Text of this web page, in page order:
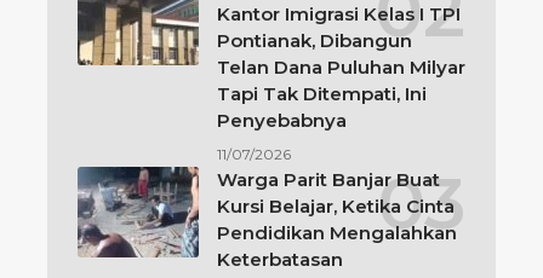
Kantor Imigrasi Kelas I TPI
Pontianak, Dibangun
Telan Dana Puluhan Milyar
Tapi Tak Ditempati, Ini
Penyebabnya
11/07/2026
Warga Parit Banjar Buat
Kursi Belajar, Ketika Cinta
Pendidikan Mengalahkan
Keterbatasan